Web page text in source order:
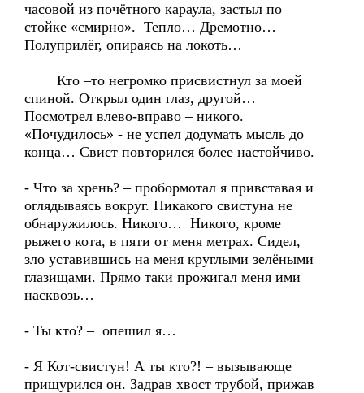
часовой из почётного караула, застыл по
стойке «смирно». Тепло… Дремотно…
Полуприлёг, опираясь на локоть…
Кто –то негромко присвистнул за моей
спиной. Открыл один глаз, другой…
Посмотрел влево-вправо – никого.
«Почудилось» - не успел додумать мысль до
конца… Свист повторился более настойчиво.
- Что за хрень? – пробормотал я привставая и
оглядываясь вокруг. Никакого свистуна не
обнаружилось. Никого… Никого, кроме
рыжего кота, в пяти от меня метрах. Сидел,
зло уставившись на меня круглыми зелёными
глазищами. Прямо таки прожигал меня ими
насквозь…
- Ты кто? – опешил я…
- Я Кот-свистун! А ты кто?! – вызывающе
прищурился он. Задрав хвост трубой, прижав